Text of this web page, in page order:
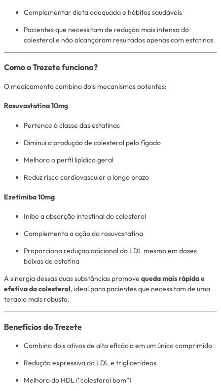
Complementar dieta adequada e hábitos saudáveis
Pacientes que necessitam de redução mais intensa do
colesterol e não alcançaram resultados apenas com estatinas
Como o Trezete funciona?
O medicamento combina dois mecanismos potentes:
Rosuvastatina 10mg
Pertence à classe das estatinas
Diminui a produção de colesterol pelo fígado
Melhora o perfil lipídico geral
Reduz risco cardiovascular a longo prazo
Ezetimiba 10mg
Inibe a absorção intestinal do colesterol
Complementa a ação da rosuvastatina
Proporciona redução adicional do LDL mesmo em doses
baixas de estatina
A sinergia dessas duas substâncias promove queda mais rápida e
efetiva do colesterol, ideal para pacientes que necessitam de uma
terapia mais robusta.
Benefícios do Trezete
Combina dois ativos de alta eficácia em um único comprimido
Redução expressiva do LDL e triglicerídeos
Melhora do HDL (“colesterol bom”)